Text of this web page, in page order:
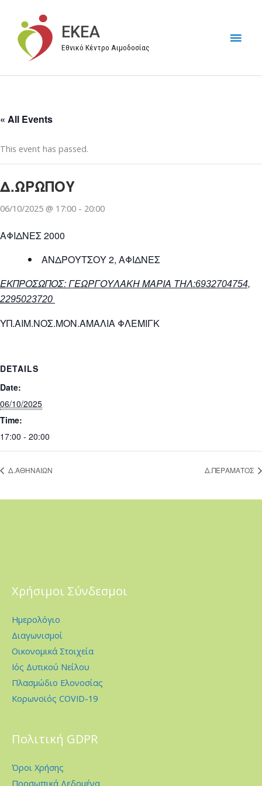
περιεχόμενο
EKEA
Εθνικό Κέντρο Αιμοδοσίας
« All Events
This event has passed.
Δ.ΩΡΩΠΟΥ
06/10/2025 @ 17:00 - 20:00
ΑΦΙΔΝΕΣ 2000
ΑΝΔΡΟΥΤΣΟΥ 2, ΑΦΙΔΝΕΣ
ΕΚΠΡΟΣΩΠΟΣ: ΓΕΩΡΓΟΥΛΑΚΗ ΜΑΡΙΑ ΤΗΛ:6932704754,
2295023720
ΥΠ.ΑΙΜ.ΝΟΣ.ΜΟΝ.ΑΜΑΛΙΑ ΦΛΕΜΙΓΚ
DETAILS
Date:
06/10/2025
Time:
17:00 - 20:00
Δ.ΑΘΗΝΑΙΩΝ Δ.ΠΕΡΑΜΑΤΟΣ
Χρήσιμοι Σύνδεσμοι
Ημερολόγιο
Διαγωνισμοί
Οικονομικά Στοιχεία
Ιός Δυτικού Νείλου
Πλασμώδιο Ελονοσίας
Κορωνοϊός COVID-19
Πολιτική GDPR
Όροι Χρήσης
Προσωπικά Δεδομένα